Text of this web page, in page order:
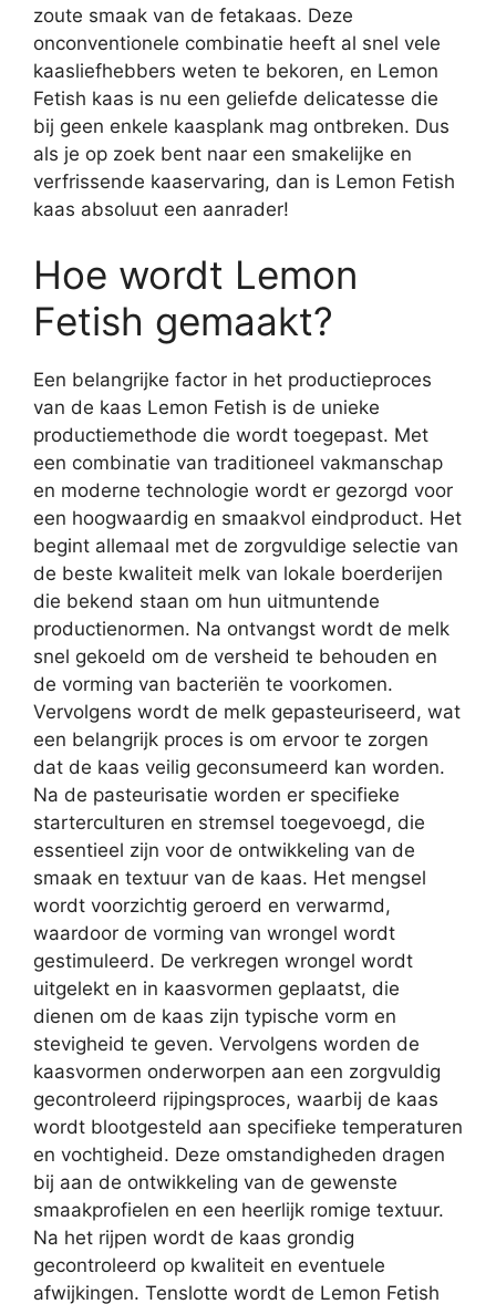
zoute smaak van de fetakaas. Deze
onconventionele combinatie heeft al snel vele
kaasliefhebbers weten te bekoren, en Lemon
Fetish kaas is nu een geliefde delicatesse die
bij geen enkele kaasplank mag ontbreken. Dus
als je op zoek bent naar een smakelijke en
verfrissende kaaservaring, dan is Lemon Fetish
kaas absoluut een aanrader!
Hoe wordt Lemon
Fetish gemaakt?
Een belangrijke factor in het productieproces
van de kaas Lemon Fetish is de unieke
productiemethode die wordt toegepast. Met
een combinatie van traditioneel vakmanschap
en moderne technologie wordt er gezorgd voor
een hoogwaardig en smaakvol eindproduct. Het
begint allemaal met de zorgvuldige selectie van
de beste kwaliteit melk van lokale boerderijen
die bekend staan om hun uitmuntende
productienormen. Na ontvangst wordt de melk
snel gekoeld om de versheid te behouden en
de vorming van bacteriën te voorkomen.
Vervolgens wordt de melk gepasteuriseerd, wat
een belangrijk proces is om ervoor te zorgen
dat de kaas veilig geconsumeerd kan worden.
Na de pasteurisatie worden er specifieke
starterculturen en stremsel toegevoegd, die
essentieel zijn voor de ontwikkeling van de
smaak en textuur van de kaas. Het mengsel
wordt voorzichtig geroerd en verwarmd,
waardoor de vorming van wrongel wordt
gestimuleerd. De verkregen wrongel wordt
uitgelekt en in kaasvormen geplaatst, die
dienen om de kaas zijn typische vorm en
stevigheid te geven. Vervolgens worden de
kaasvormen onderworpen aan een zorgvuldig
gecontroleerd rijpingsproces, waarbij de kaas
wordt blootgesteld aan specifieke temperaturen
en vochtigheid. Deze omstandigheden dragen
bij aan de ontwikkeling van de gewenste
smaakprofielen en een heerlijk romige textuur.
Na het rijpen wordt de kaas grondig
gecontroleerd op kwaliteit en eventuele
afwijkingen. Tenslotte wordt de Lemon Fetish